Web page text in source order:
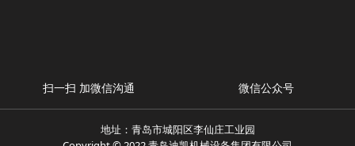
扫一扫 加微信沟通 微信公众号
地址：青岛市城阳区李仙庄工业园